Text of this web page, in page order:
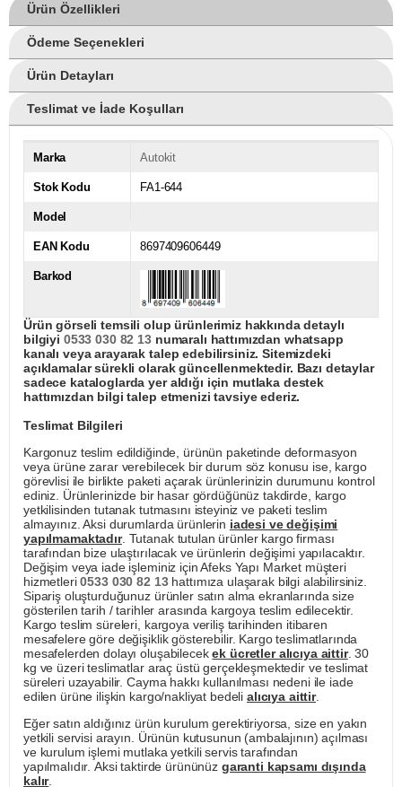
Ürün Özellikleri
Ödeme Seçenekleri
Ürün Detayları
Teslimat ve İade Koşulları
Marka Autokit
Stok Kodu FA1-644
Model
EAN Kodu 8697409606449
Barkod
Ürün görseli temsili olup ürünlerimiz hakkında detaylı
bilgiyi 0533 030 82 13numaralı hattımızdan whatsapp
kanalı veya arayarak talep edebilirsiniz. Sitemizdeki
açıklamalar sürekli olarak güncellenmektedir. Bazı detaylar
sadece kataloglarda yer aldığı için mutlaka destek
hattımızdan bilgi talep etmenizi tavsiye ederiz.
Teslimat Bilgileri
Kargonuz teslim edildiğinde, ürünün paketinde deformasyon
veya ürüne zarar verebilecek bir durum söz konusu ise, kargo
görevlisi ile birlikte paketi açarak ürünlerinizin durumunu kontrol
ediniz. Ürünlerinizde bir hasar gördüğünüz takdirde, kargo
yetkilisinden tutanak tutmasını isteyiniz ve paketi teslim
almayınız. Aksi durumlarda ürünlerin iadesi ve değişimi
yapılmamaktadır. Tutanak tutulan ürünler kargo firması
tarafından bize ulaştırılacak ve ürünlerin değişimi yapılacaktır.
Değişim veya iade işleminiz için Afeks Yapı Market müşteri
hizmetleri0533 030 82 13hattımıza ulaşarak bilgi alabilirsiniz.
Sipariş oluşturduğunuz ürünler satın alma ekranlarında size
gösterilen tarih / tarihler arasında kargoya teslim edilecektir.
Kargo teslim süreleri, kargoya veriliş tarihinden itibaren
mesafelere göre değişiklik gösterebilir. Kargo teslimatlarında
mesafelerden dolayı oluşabilecekek ücretler alıcıya aittir. 30
kg ve üzeri teslimatlar araç üstü gerçekleşmektedir ve teslimat
süreleri uzayabilir. Cayma hakkı kullanılması nedeni ile iade
edilen ürüne ilişkin kargo/nakliyat bedeli alıcıya aittir.
Eğer satın aldığınız ürün kurulum gerektiriyorsa, size en yakın
yetkili servisi arayın. Ürünün kutusunun (ambalajının) açılması
ve kurulum işlemi mutlaka yetkili servis tarafından
yapılmalıdır. Aksi taktirde ürününüz garanti kapsamı dışında
kalır.